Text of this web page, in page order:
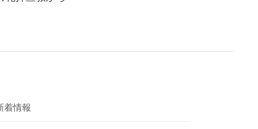
着情報